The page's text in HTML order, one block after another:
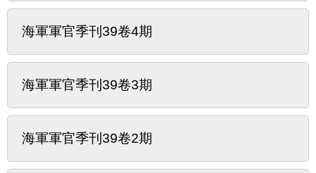
海軍軍官季刊39卷4期
海軍軍官季刊39卷3期
海軍軍官季刊39卷2期